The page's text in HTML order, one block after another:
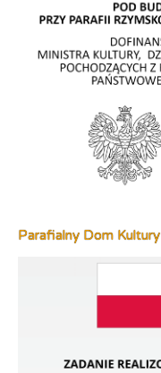
Parafialny Dom Kultury